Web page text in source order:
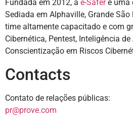
Fundada em 2012, a e-Saferé uma
Sediada em Alphaville, Grande
time altamente capacitado e com
Cibernética, Pentest, Inteligência
Conscientização em Riscos
Contacts
Contato de relações públicas:
pr@prove.com